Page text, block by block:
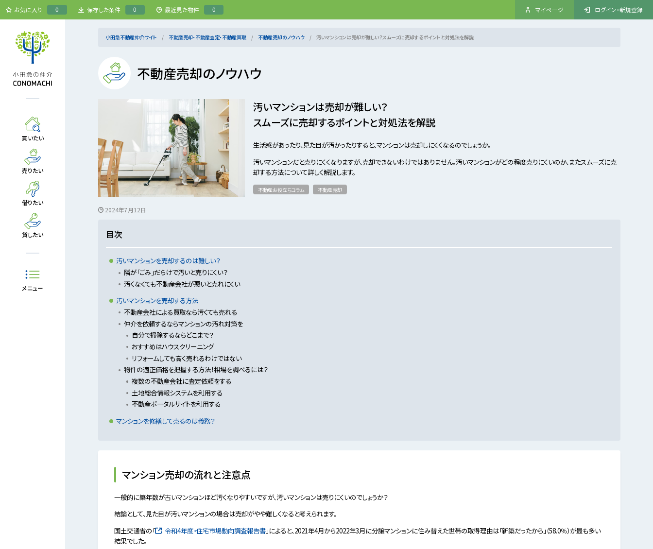
お気に入り 0 保存した条件 0 最近見た物件 0 マイページ ログイン・新規登録
買いたい
売りたい
借りたい
貸したい
メニュー
小田急不動産仲介サイト 不動産売却・不動産査定・不動産買取 不動産売却のノウハウ 汚いマンションは売却が難しい？スムーズに売却するポイントと対処法を解説
不動産売却のノウハウ
汚いマンションは売却が難しい？
スムーズに売却するポイントと対処法を解説
生活感があったり、見た目が汚かったりすると、マンションは売却しにくくなるのでしょうか。
汚いマンションだと売りにくくなりますが、売却できないわけではありません。汚いマンションがどの程度売りにくいのか、またスムーズに売
却する方法について詳しく解説します。
不動産お役立ちコラム 不動産売却
2024年7月12日
目次
汚いマンションを売却するのは難しい？
隣が「ごみ」だらけで汚いと売りにくい？
汚くなくても不動産会社が悪いと売れにくい
汚いマンションを売却する方法
不動産会社による買取なら汚くても売れる
仲介を依頼するならマンションの汚れ対策を
自分で掃除するならどこまで？
おすすめはハウスクリーニング
リフォームしても高く売れるわけではない
物件の適正価格を把握する方法！相場を調べるには？
複数の不動産会社に査定依頼をする
土地総合情報システムを利用する
不動産ポータルサイトを利用する
マンションを修繕して売るのは義務？
マンション売却の流れと注意点
一般的に築年数が古いマンションほど汚くなりやすいですが、汚いマンションは売りにくいのでしょうか？
結論として、見た目が汚いマンションの場合は売却がやや難しくなると考えられます。
国土交通省の「
令和4年度・住宅市場動向調査報告書 」によると、2021年4月から2022年3月に分譲マンションに住み替えた世帯の取得理由は「新築だったから」（58.0％）が最も多い
結果でした。